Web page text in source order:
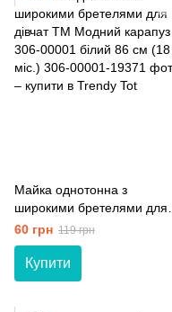
Майка однотонна з
широкими бретелями для
дівчат ТМ Модний карапуз
306-00001 білий 86 см (18
мiс.)
60 грн 119 грн
Купити